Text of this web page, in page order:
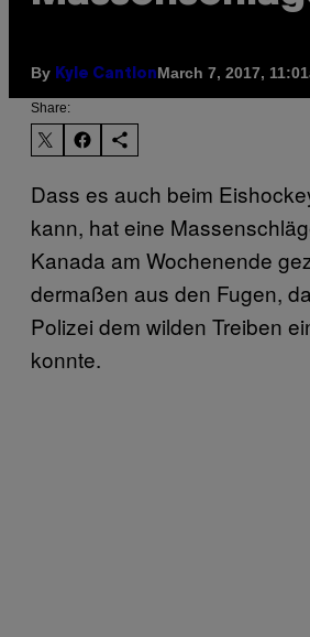
By Kyle CantlonMarch 7, 2017,
Share:
Dass es auch beim
kann, hat eine
Kanada am Wochenende
dermaßen aus den Fugen,
Polizei dem wilden Treiben
konnte.